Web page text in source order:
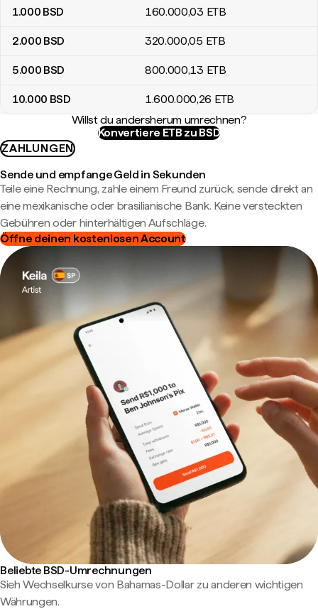
1.000 BSD 160.000,03 ETB
2.000 BSD 320.000,05 ETB
5.000 BSD 800.000,13 ETB
10.000 BSD 1.600.000,26 ETB
Willst du andersherum umrechnen?
Konvertiere ETB zu BSD
ZAHLUNGEN
Sende und empfange Geld in Sekunden
Teile eine Rechnung, zahle einem Freund zurück, sende direkt an
eine mexikanische oder brasilianische Bank. Keine versteckten
Gebühren oder hinterhältigen Aufschläge.
Öffne deinen kostenlosen Account
Beliebte BSD-Umrechnungen
Sieh Wechselkurse von Bahamas-Dollar zu anderen wichtigen
Währungen.